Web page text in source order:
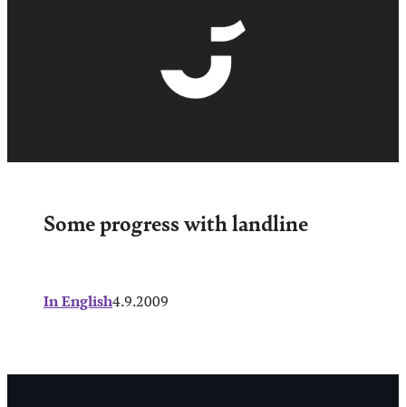
Some progress with landline
In English4.9.2009